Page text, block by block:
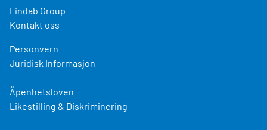
Lindab Group
Kontakt oss
Personvern
Juridisk Informasjon
Åpenhetsloven
Likestilling & Diskriminering